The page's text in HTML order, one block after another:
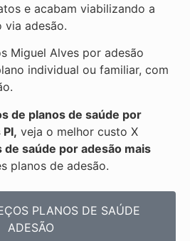
e acabam viabilizando a
adesão.
Miguel Alves por adesão
individual ou familiar, com
de planos de saúde por
veja o melhor custo X
de saúde por adesão mais
planos de adesão.
PLANOS DE SAÚDE
ADESÃO